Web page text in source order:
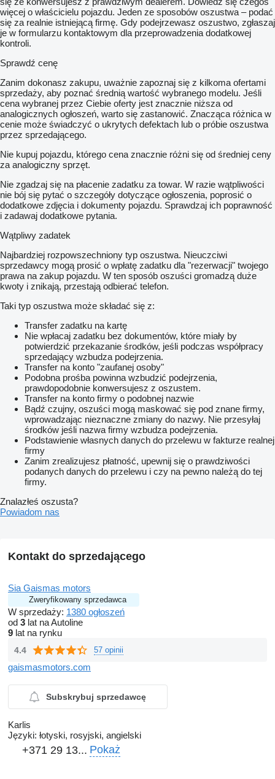
więcej o właścicielu pojazdu. Jeden ze sposobów oszustwa – podać
się za realnie istniejącą firmę. Gdy podejrzewasz oszustwo, zgłaszaj
je w formularzu kontaktowym dla przeprowadzenia dodatkowej
kontroli.
Sprawdź cenę
Zanim dokonasz zakupu, uważnie zapoznaj się z kilkoma ofertami
sprzedaży, aby poznać średnią wartość wybranego modelu. Jeśli
cena wybranej przez Ciebie oferty jest znacznie niższa od
analogicznych ogłoszeń, warto się zastanowić. Znacząca różnica w
cenie może świadczyć o ukrytych defektach lub o próbie oszustwa
przez sprzedającego.
Nie kupuj pojazdu, którego cena znacznie różni się od średniej ceny
za analogiczny sprzęt.
Nie zgadzaj się na płacenie zadatku za towar. W razie wątpliwości
nie bój się pytać o szczegóły dotyczące ogłoszenia, poprosić o
dodatkowe zdjęcia i dokumenty pojazdu. Sprawdzaj ich poprawność
i zadawaj dodatkowe pytania.
Wątpliwy zadatek
Najbardziej rozpowszechniony typ oszustwa. Nieuczciwi
sprzedawcy mogą prosić o wpłatę zadatku dla "rezerwacji" twojego
prawa na zakup pojazdu. W ten sposób oszuści gromadzą duże
kwoty i znikają, przestają odbierać telefon.
Taki typ oszustwa może składać się z:
Transfer zadatku na kartę
Nie wpłacaj zadatku bez dokumentów, które miały by
potwierdzić przekazanie środków, jeśli podczas współpracy
sprzedający wzbudza podejrzenia.
Transfer na konto "zaufanej osoby"
Podobna prośba powinna wzbudzić podejrzenia,
prawdopodobnie konwersujesz z oszustem.
Transfer na konto firmy o podobnej nazwie
Bądź czujny, oszuści mogą maskować się pod znane firmy,
wprowadzając nieznaczne zmiany do nazwy. Nie przesyłaj
środków jeśli nazwa firmy wzbudza podejrzenia.
Podstawienie własnych danych do przelewu w fakturze realnej
firmy
Zanim zrealizujesz płatność, upewnij się o prawdziwości
podanych danych do przelewu i czy na pewno należą do tej
firmy.
Znalazłeś oszusta?
Powiadom nas
Kontakt do sprzedającego
Sia Gaismas motors
Zweryfikowany sprzedawca
W sprzedaży: 1380 ogłoszeń
od 3 lat na Autoline
9 lat na rynku
4.4 57 opinii
gaismasmotors.com
Subskrybuj sprzedawcę
Karlis
Języki: łotyski, rosyjski, angielski
+371 29 13... Pokaż